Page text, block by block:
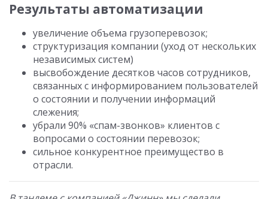
Результаты автоматизации
увеличение объема грузоперевозок;
структуризация компании (уход от нескольких
независимых систем)
высвобождение десятков часов сотрудников,
связанных с информированием пользователей
о состоянии и получении информаций
слежения;
убрали 90% «спам-звонков» клиентов с
вопросами о состоянии перевозок;
сильное конкурентное преимущество в
отрасли.